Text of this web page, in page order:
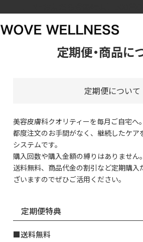
定期便・商品に
定期便について
美容皮膚科クオリティーを毎月ご自宅へ。
都度注文のお手間がなく、継続したケア
システムです。
購入回数や購入金額の縛りはありません。
送料無料、商品代金の割引など定期購入
ざいますのでぜひご活用ください。
定期便特典
■送料無料